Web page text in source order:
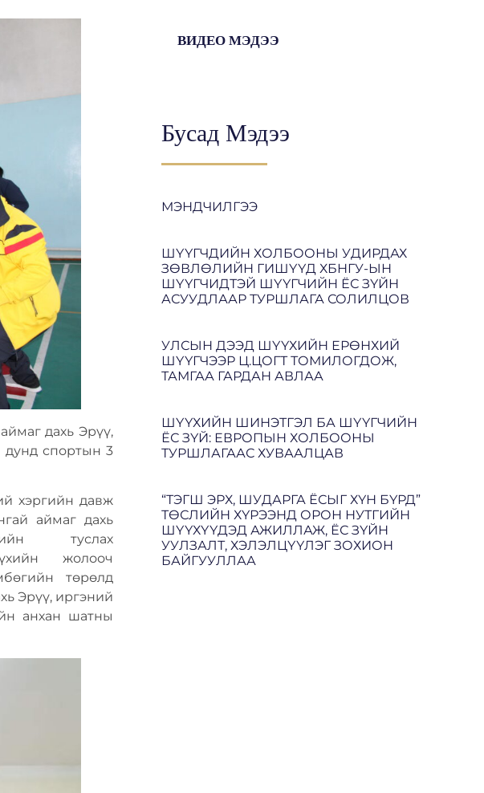
дахь Эрүү,
дунд спортын 3
хэргийн давж
аймаг дахь
туслах
жолооч
төрөлд
Эрүү, иргэний
анхан шатны
ВИДЕО МЭДЭЭ
Бусад Мэдээ
МЭНДЧИЛГЭЭ
ШҮҮГЧДИЙН ХОЛБООНЫ УДИРДАХ
ЗӨВЛӨЛИЙН ГИШҮҮД ХБНГУ-ЫН
ШҮҮГЧИДТЭЙ ШҮҮГЧИЙН ЁС ЗҮЙН
АСУУДЛААР ТУРШЛАГА СОЛИЛЦОВ
УЛСЫН ДЭЭД ШҮҮХИЙН ЕРӨНХИЙ
ШҮҮГЧЭЭР Ц.ЦОГТ ТОМИЛОГДОЖ,
ТАМГАА ГАРДАН АВЛАА
ШҮҮХИЙН ШИНЭТГЭЛ БА ШҮҮГЧИЙН
ЁС ЗҮЙ: ЕВРОПЫН ХОЛБООНЫ
ТУРШЛАГААС ХУВААЛЦАВ
“ТЭГШ ЭРХ, ШУДАРГА ЁСЫГ ХҮН БҮРД”
ТӨСЛИЙН ХҮРЭЭНД ОРОН НУТГИЙН
ШҮҮХҮҮДЭД АЖИЛЛАЖ, ЁС ЗҮЙН
УУЛЗАЛТ, ХЭЛЭЛЦҮҮЛЭГ ЗОХИОН
БАЙГУУЛЛАА